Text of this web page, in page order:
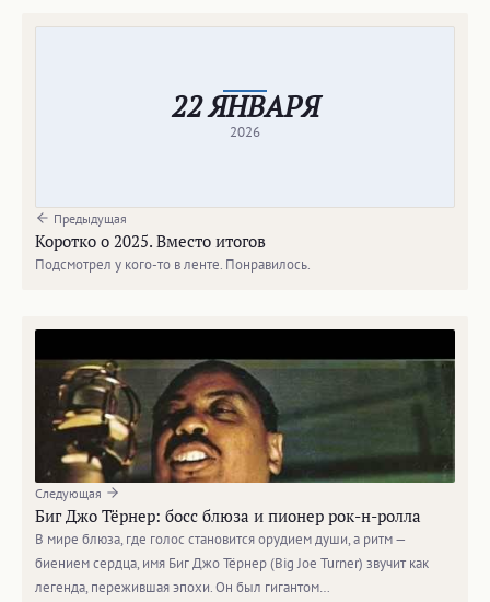
22 ЯНВАРЯ
2026
Предыдущая
Коротко о 2025. Вместо итогов
Подсмотрел у кого-то в ленте. Понравилось.
Следующая
Биг Джо Тёрнер: босс блюза и пионер рок-н-ролла
В мире блюза, где голос становится орудием души, а ритм —
биением сердца, имя Биг Джо Тёрнер (Big Joe Turner) звучит как
легенда, пережившая эпохи. Он был гигантом…